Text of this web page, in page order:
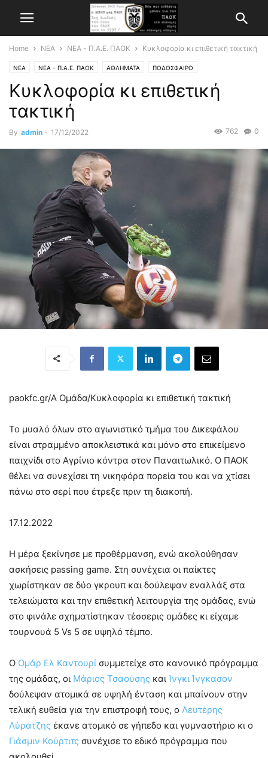
Home ΝΕΑ ΝΕΑ - Π.Α.Ε. ΠΑΟΚ Κυκλοφορία κι επιθετική τακτική
ΝΕΑ ΝΕΑ - Π.Α.Ε. ΠΑΟΚ ΑΘΛΗΜΑΤΑ ΠΟΔΟΣΦΑΙΡΟ
Κυκλοφορία κι επιθετική
τακτική
By admin - 17/12/2022 0
762
paokfc.gr/Α Ομάδα/Κυκλοφορία κι επιθετική τακτική
Το μυαλό όλων στο αγωνιστικό τμήμα του Δικεφάλου
είναι στραμμένο αποκλειστικά και μόνο στο επικείμενο
παιχνίδι στο Αγρίνιο κόντρα στον Παναιτωλικό. Ο ΠΑΟΚ
θέλει να συνεχίσει τη νικηφόρα πορεία του και να χτίσει
πάνω στο σερί που έτρεξε πριν τη διακοπή.
17.12.2022
Η μέρα ξεκίνησε με προθέρμανση, ενώ ακολούθησαν
ασκήσεις passing game. Στη συνέχεια οι παίκτες
χωρίστηκαν σε δύο γκρουπ και δούλεψαν εναλλάξ στα
τελειώματα και την επιθετική λειτουργία της ομάδας, ενώ
στο φινάλε σχηματίστηκαν τέσσερις ομάδες κι είχαμε
τουρνουά 5 Vs 5 σε υψηλό τέμπο.
Ο Ομάρ Ελ Καντουρί συμμετείχε στο κανονικό πρόγραμμα
της ομάδας, οι Μάριος Τσαούσης και Ίνγκι Ίνγκασον
δούλεψαν ατομικά σε υψηλή ένταση και μπαίνουν στην
τελική ευθεία για την επιστροφή τους, ο Λευτέρης
Λύρατζης έκανε ατομικό σε γήπεδο και γυμναστήριο κι ο
Γιάσμιν Κούρτιτς συνέχισε το εδικό πρόγραμμα που